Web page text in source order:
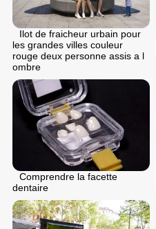
Ilot de fraicheur urbain pour
les grandes villes couleur
rouge deux personne assis a l
ombre
Comprendre la facette
dentaire